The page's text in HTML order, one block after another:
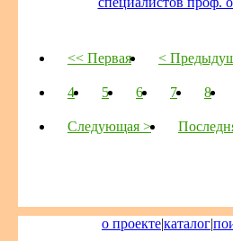
<< Первая <
4 5 6 7 8
Следующая >
о проекте|каталог|